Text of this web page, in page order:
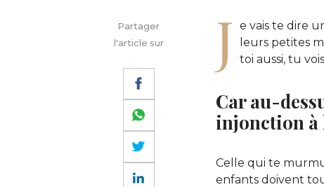
Partager
l'article sur
J e vais te dire
leurs petites
toi aussi, tu
Car au-
injonction à
Celle qui te
enfants doivent